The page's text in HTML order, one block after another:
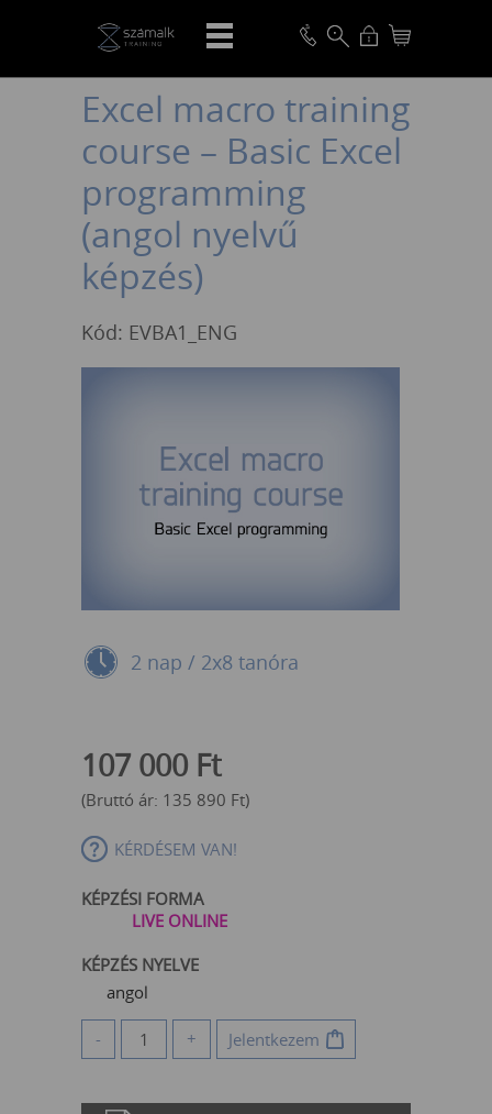
VISSZA
Excel macro training
course – Basic Excel
programming
(angol nyelvű
képzés)
Kód: EVBA1_ENG
2 nap / 2x8 tanóra
107 000 Ft
(Bruttó ár: 135 890 Ft)
KÉRDÉSEM VAN!
KÉPZÉSI FORMA
LIVE ONLINE
KÉPZÉS NYELVE
angol
- + Jelentkezem